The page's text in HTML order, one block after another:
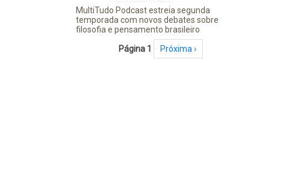
MultiTudo Podcast estreia segunda
temporada com novos debates sobre
filosofia e pensamento brasileiro
PaginaçãoPágina 1 Próxima página
Próxima ›